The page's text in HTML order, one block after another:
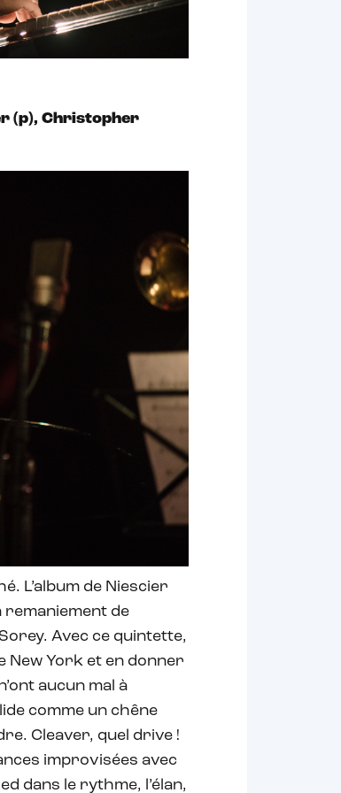
(p), Christopher
L’album de Niescier
remaniement de
Avec ce quintette,
New York et en donner
aucun mal à
comme un chêne
Cleaver, quel drive !
improvisées avec
dans le rythme, l’élan,